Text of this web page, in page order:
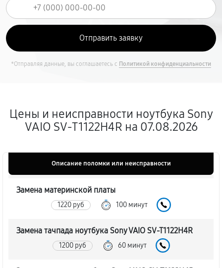
*Отправляя данные, вы соглашаетесь с Политикой конфиденциальности
Цены и неисправности ноутбука Sony
VAIO SV-T1122H4R на 07.08.2026
Описание поломки или неисправности
Замена материнской платы
1220 руб 100 минут
Замена тачпада ноутбука Sony VAIO SV-T1122H4R
1200 руб 60 минут